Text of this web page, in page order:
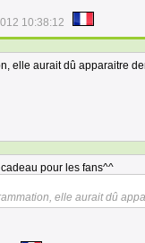
10:38:12
elle aurait dû apparaitre
pour les fans^^
elle aurait dû